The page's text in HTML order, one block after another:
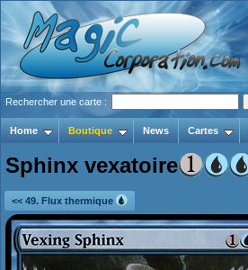
Rechercher une carte :
Home Boutique News Cartes
Sphinx vexatoire
<< 49. Flux thermique